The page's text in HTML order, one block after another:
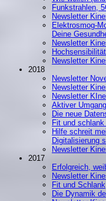
Funkstrahlen,
Newsletter
Elektrosmog-
Deine
Newsletter
Newsletter
2018
Newsletter
Newsletter
Newsletter
Aktiver
Die neue
Fit und
Hilfe schreit
Digitalisierung
Newsletter
2017
Erfolgreich,
Newsletter
Fit und Schlank
Die Dynamik